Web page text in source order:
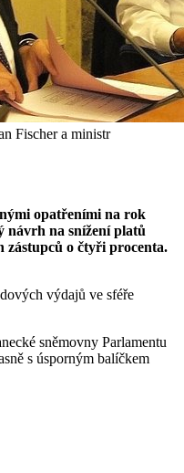
Fischer a ministr
opatřeními na rok
návrh na snížení platů
zástupců o čtyři procenta.
výdajů ve sféře
sněmovny Parlamentu
s úsporným balíčkem